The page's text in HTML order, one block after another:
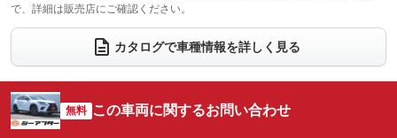
ウォークスルー
電動リアゲート フロントカメラ
：装備なし
シートエアコン
：装備あり 全周囲カメラ
：装備なし
サイドカメラ
：装備あり ルーフレール
：装備なし
で、詳細は販売店にご確認ください。
カタログで車種情報を詳しく見る
無料 この車両に関するお問い合わせ